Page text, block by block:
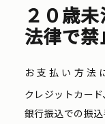
２０歳
法律で禁
お支払い方法
クレジットカー
銀行振込での振